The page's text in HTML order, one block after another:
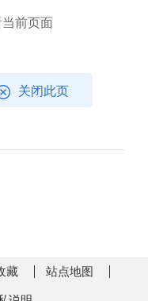
前页面
关闭此页
藏 站点地图